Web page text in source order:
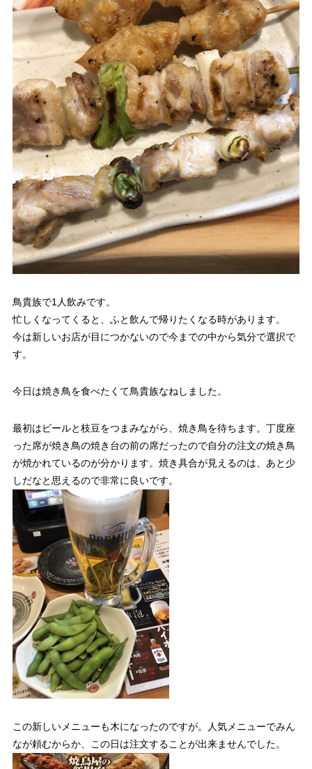
鳥貴族で1人飲みです。
忙しくなってくると、ふと飲んで帰りたくなる時があります。
今は新しいお店が目につかないので今までの中から気分で選択で
す。
今日は焼き鳥を食べたくて鳥貴族なねしました。
最初はビールと枝豆をつまみながら、焼き鳥を待ちます。丁度座
った席が焼き鳥の焼き台の前の席だったので自分の注文の焼き鳥
が焼かれているのが分かります。焼き具合が見えるのは、あと少
しだなと思えるので非常に良いです。
この新しいメニューも木になったのですが。人気メニューでみん
なが頼むからか、この日は注文することが出来ませんでした。